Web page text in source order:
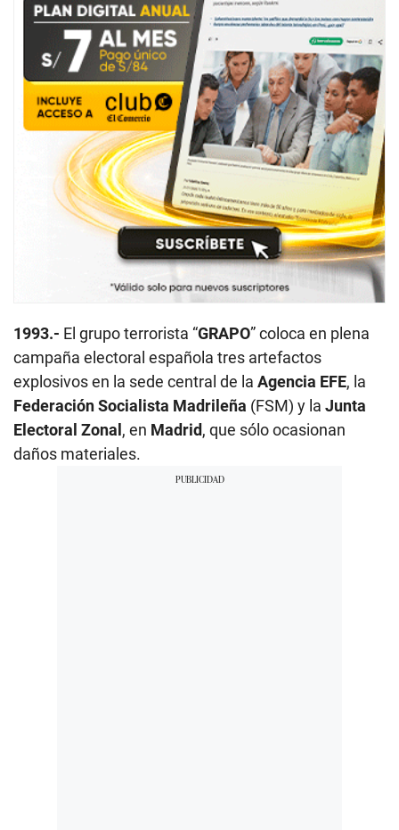
1993.- El grupo terrorista “GRAPO” coloca en plena
campaña electoral española tres artefactos
explosivos en la sede central de la Agencia EFE, la
Federación Socialista Madrileña (FSM) y la Junta
Electoral Zonal, en Madrid, que sólo ocasionan
daños materiales.